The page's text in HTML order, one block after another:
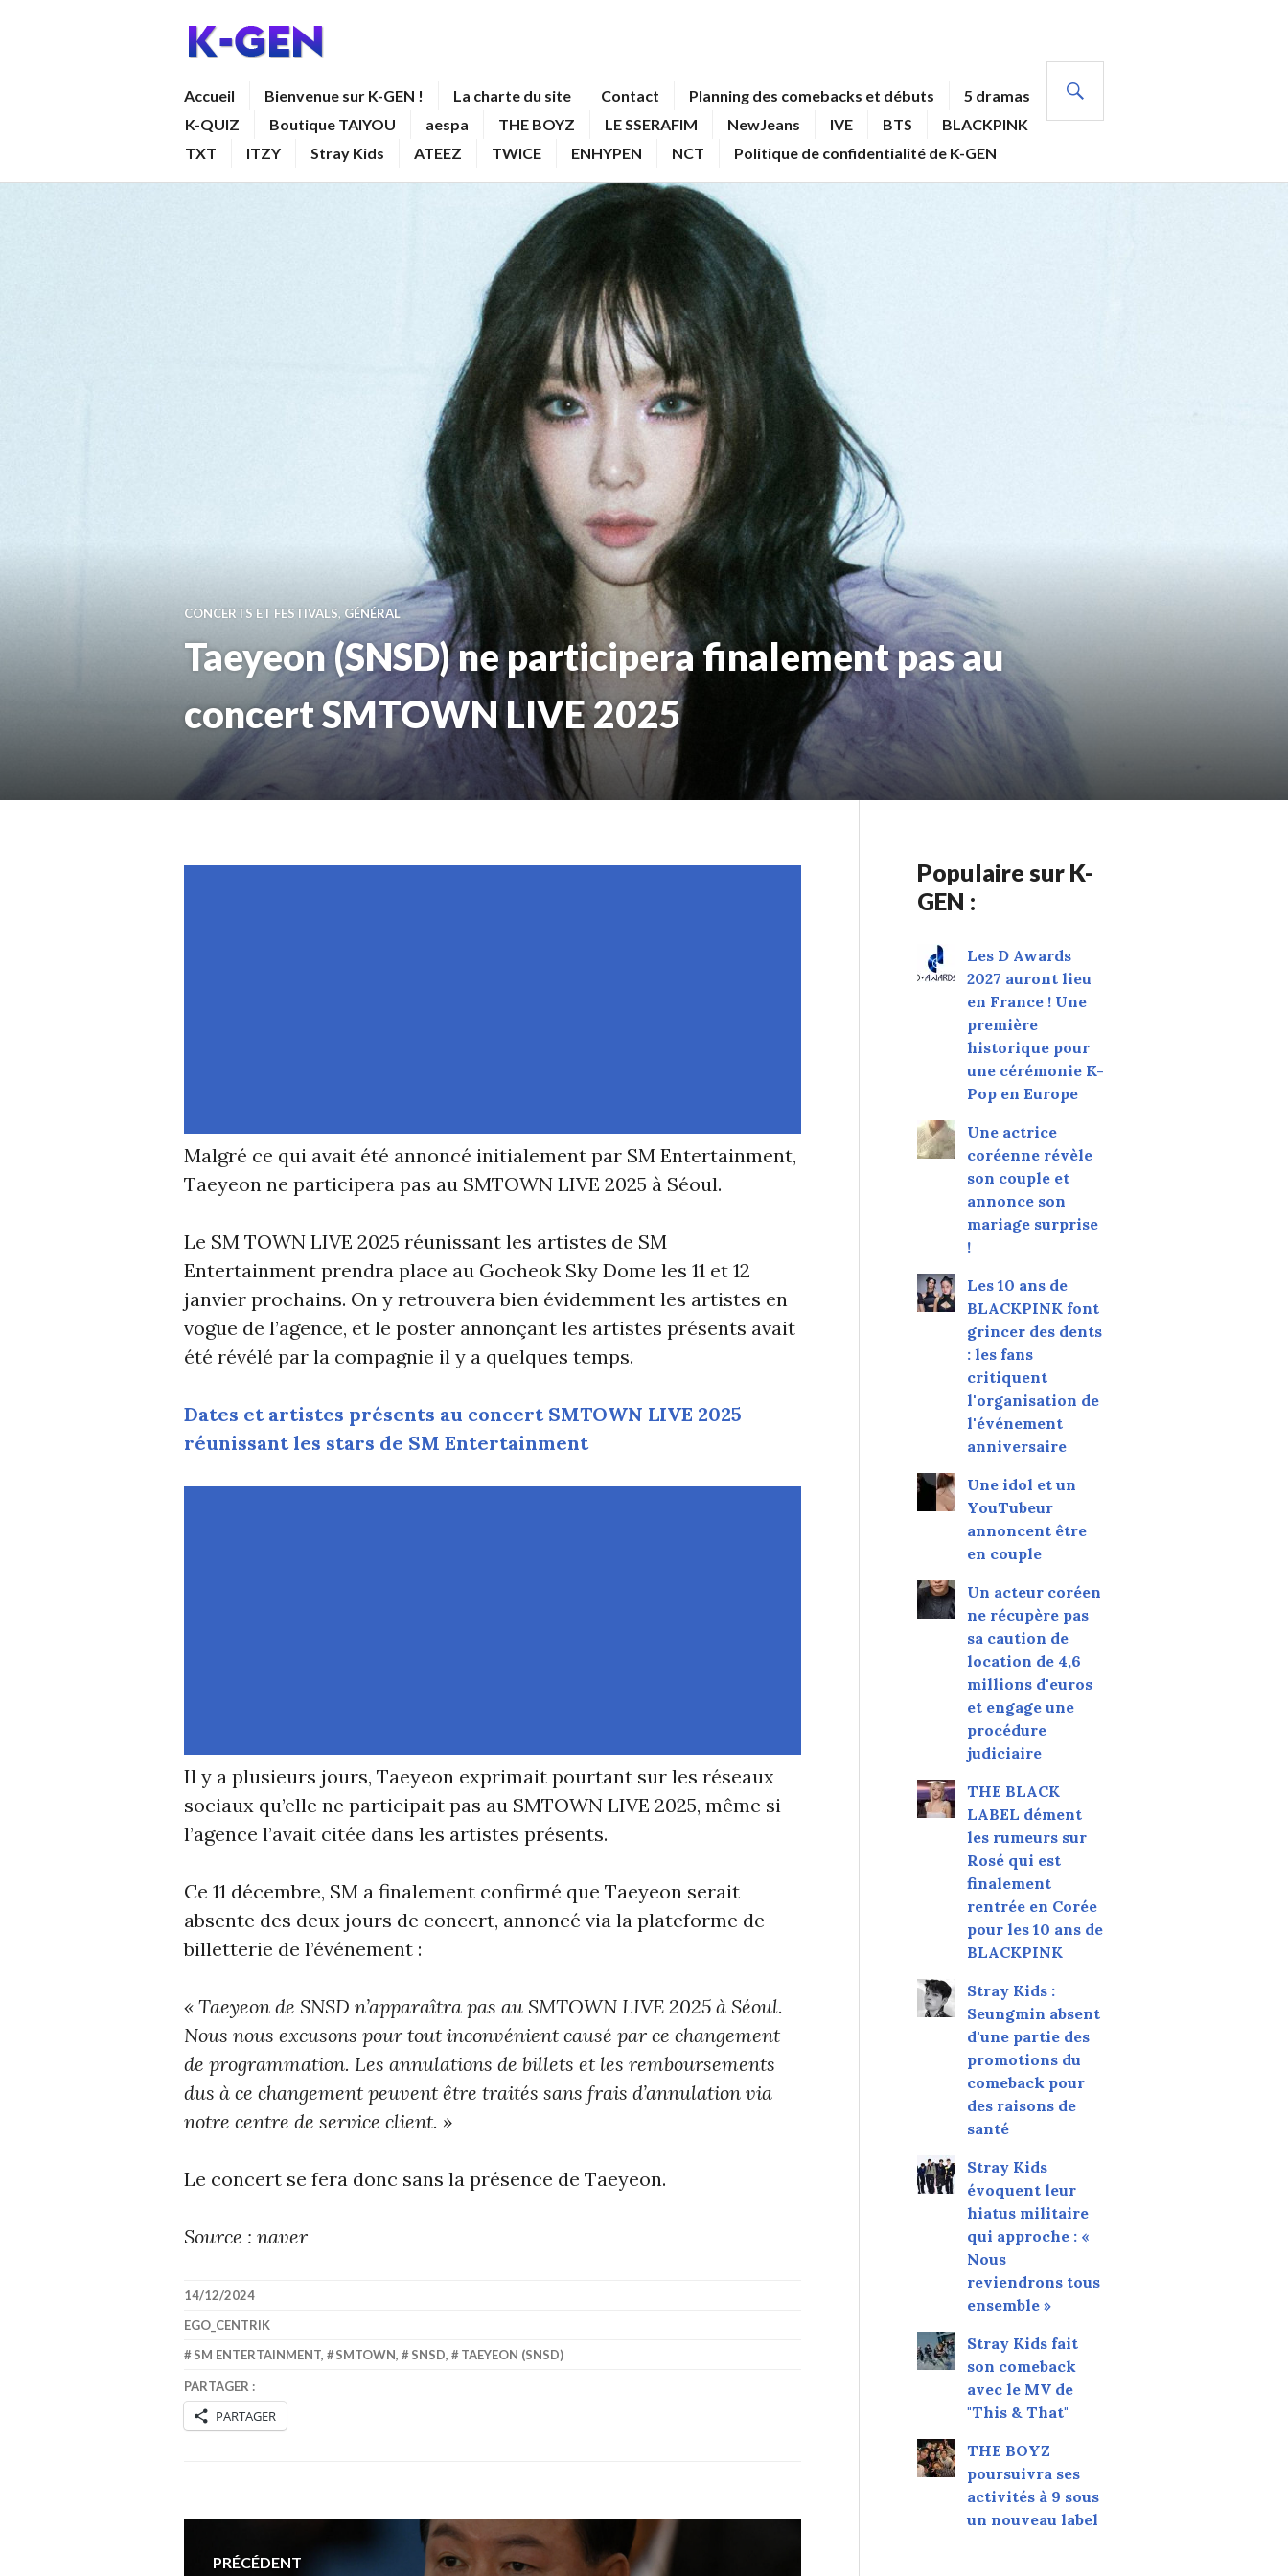
Accueil Bienvenue sur K-GEN ! La charte du site Contact Planning des comebacks et débuts
5 dramas
K-QUIZ
Boutique TAIYOU aespa THE BOYZ LE SSERAFIM NewJeans IVE BTS
BLACKPINK
TXT
ITZY Stray Kids ATEEZ TWICE ENHYPEN NCT Politique de confidentialité de K-GEN
CONCERTS ET FESTIVALS, GÉNÉRAL
Taeyeon (SNSD) ne participera finalement pas au
concert SMTOWN LIVE 2025
Malgré ce qui avait été annoncé initialement par SM Entertainment,
Taeyeon ne participera pas au SMTOWN LIVE 2025 à Séoul.
Le SM TOWN LIVE 2025 réunissant les artistes de SM
Entertainment prendra place au Gocheok Sky Dome les 11 et 12
janvier prochains. On y retrouvera bien évidemment les artistes en
vogue de l’agence, et le poster annonçant les artistes présents avait
été révélé par la compagnie il y a quelques temps.
Dates et artistes présents au concert SMTOWN LIVE 2025
réunissant les stars de SM Entertainment
Il y a plusieurs jours, Taeyeon exprimait pourtant sur les réseaux
sociaux qu’elle ne participait pas au SMTOWN LIVE 2025, même si
l’agence l’avait citée dans les artistes présents.
Ce 11 décembre, SM a finalement confirmé que Taeyeon serait
absente des deux jours de concert, annoncé via la plateforme de
billetterie de l’événement :
« Taeyeon de SNSD n’apparaîtra pas au SMTOWN LIVE 2025 à Séoul.
Nous nous excusons pour tout inconvénient causé par ce changement
de programmation. Les annulations de billets et les remboursements
dus à ce changement peuvent être traités sans frais d’annulation via
notre centre de service client. »
Le concert se fera donc sans la présence de Taeyeon.
Source : naver
14/12/2024
EGO_CENTRIK
SM ENTERTAINMENT, SMTOWN, SNSD, TAEYEON (SNSD)
PARTAGER :
PARTAGER
Navigation
PRÉCÉDENT
Populaire sur K-
GEN :
Les D Awards
2027 auront lieu
en France ! Une
première
historique pour
une cérémonie K-
Pop en Europe
Une actrice
coréenne révèle
son couple et
annonce son
mariage surprise
!
Les 10 ans de
BLACKPINK font
grincer des dents
: les fans
critiquent
l'organisation de
l'événement
anniversaire
Une idol et un
YouTubeur
annoncent être
en couple
Un acteur coréen
ne récupère pas
sa caution de
location de 4,6
millions d'euros
et engage une
procédure
judiciaire
THE BLACK
LABEL dément
les rumeurs sur
Rosé qui est
finalement
rentrée en Corée
pour les 10 ans de
BLACKPINK
Stray Kids :
Seungmin absent
d'une partie des
promotions du
comeback pour
des raisons de
santé
Stray Kids
évoquent leur
hiatus militaire
qui approche : «
Nous
reviendrons tous
ensemble »
Stray Kids fait
son comeback
avec le MV de
"This & That"
THE BOYZ
poursuivra ses
activités à 9 sous
un nouveau label